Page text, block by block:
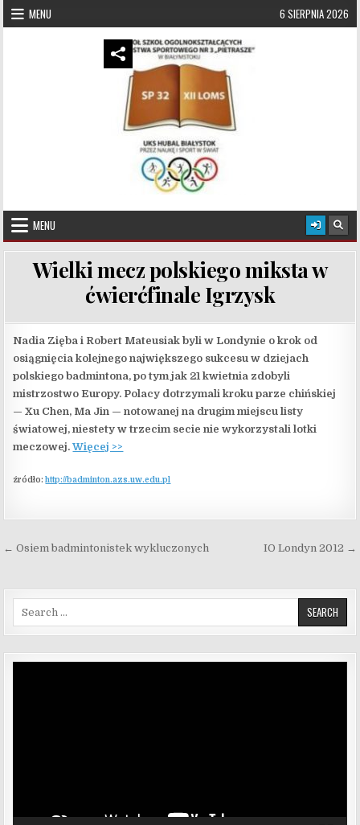
Skip to content
MENU 6 SIERPNIA 2026
UKS Hubal Białystok
MENU
Wielki mecz polskiego miksta w
ćwierćfinale Igrzysk
Nadia Zięba i Robert Mateusiak byli w Londynie o krok od
osiągnięcia kolejnego największego sukcesu w dziejach
polskiego badmintona, po tym jak 21 kwietnia zdobyli
mistrzostwo Europy. Polacy dotrzymali kroku parze chińskiej
— Xu Chen, Ma Jin — notowanej na drugim miejscu listy
światowej, niestety w trzecim secie nie wykorzystali lotki
meczowej.Więcej >>
źródło:http://badminton.azs.uw.edu.pl
Nawigacja wpisu IO Londyn 2012 →
← Osiem badmintonistek wykluczonych
Search for: